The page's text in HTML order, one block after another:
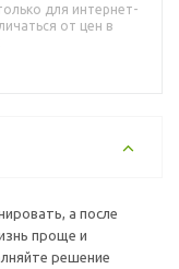
для интернет-
от цен в
а после
проще и
решение